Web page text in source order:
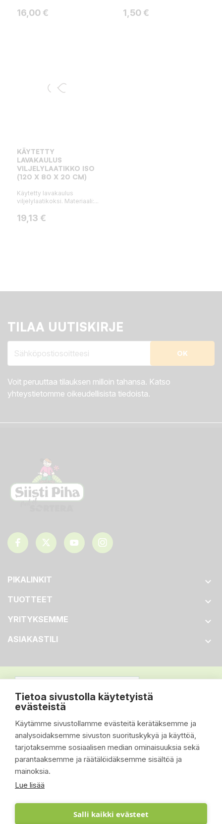
Tietoa sivustolla käytetyistä
evästeistä
Käytämme sivustollamme evästeitä kerätäksemme ja
analysoidaksemme sivuston suorituskykyä ja käyttöä,
tarjotaksemme sosiaalisen median ominaisuuksia sekä
parantaaksemme ja räätälöidäksemme sisältöä ja
mainoksia.
Lue lisää
Salli kaikki evästeet
Hinta
16,00 € Hinta
1,50 €
KÄYTETTY
LAVAKAULUS
VILJELYLAATIKKO ISO
(120 X 80 X 20 CM)
Käytetty lavakaulus
viljelylaatikoksi. Materiaali:...
Hinta
19,13 €
TILAA UUTISKIRJE
Voit peruuttaa tilauksen milloin tahansa. Katso
yhteystietomme oikeudellisista tiedoista.
PIKALINKIT 
TUOTTEET 
YRITYKSEMME 
ASIAKASTILI 